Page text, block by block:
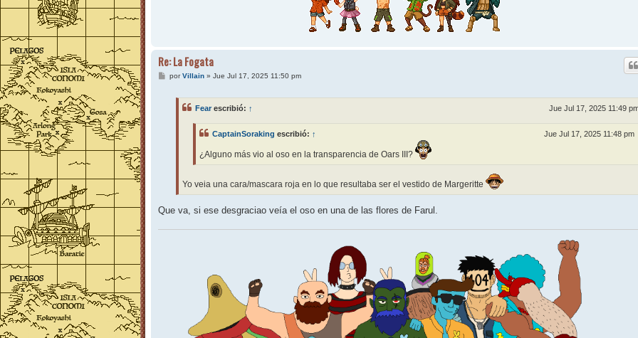
Re: La Fogata
MporVillain» Jue Jul 17, 2025 11:50 pm
Fear escribió: ↑ Jue Jul 17, 2025 11:49
CaptainSoraking escribió: ↑ Jue Jul 17, 2025 11:48 pm
¿Alguno más vio al oso en la transparencia de Oars III?
Yo veia una cara/mascara roja en lo que resultaba ser el vestido de Margeritte
Que va, si ese desgraciao veía el oso en una de las flores de Farul.